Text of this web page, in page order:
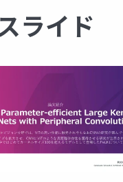
ライド